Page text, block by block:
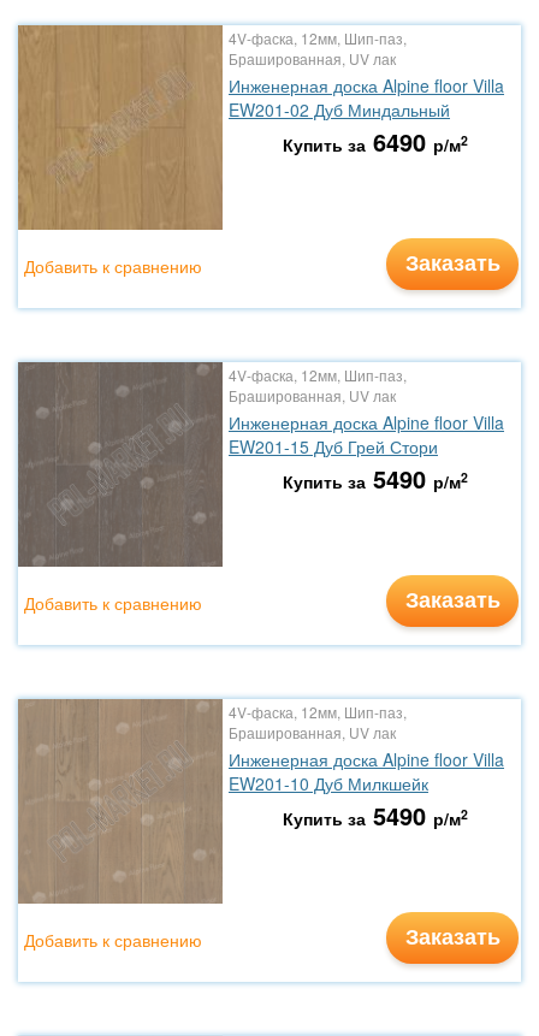
4V-фаска, 12мм, Шип-паз,
Брашированная, UV лак
Инженерная доска Alpine floor Villa
EW201-02 Дуб Миндальный
Купить за 6490 р/м2
Заказать
Добавить к сравнению
4V-фаска, 12мм, Шип-паз,
Брашированная, UV лак
Инженерная доска Alpine floor Villa
EW201-15 Дуб Грей Стори
Купить за 5490 р/м2
Заказать
Добавить к сравнению
4V-фаска, 12мм, Шип-паз,
Брашированная, UV лак
Инженерная доска Alpine floor Villa
EW201-10 Дуб Милкшейк
Купить за 5490 р/м2
Заказать
Добавить к сравнению